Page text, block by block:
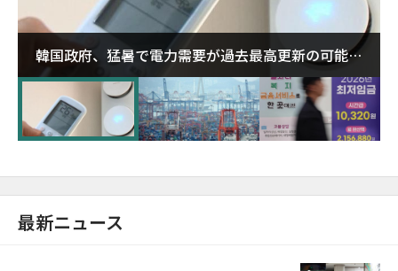
韓国政府、猛暑で電力需要が過去最高更新の可能性
に需給対応体制を点検
最新ニュース